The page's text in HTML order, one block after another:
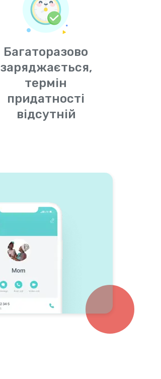
Багаторазово
заряджається,
термін
придатності
відсутній